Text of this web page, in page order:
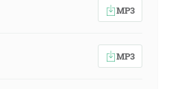
MP3
MP3